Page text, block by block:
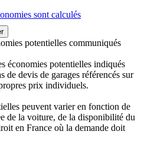
sont calculés
potentielles communiqués
économies potentielles indiqués
de devis de garages référencés sur
prix individuels.
peuvent varier en fonction de
de la voiture, de la disponibilité du
en France où la demande doit